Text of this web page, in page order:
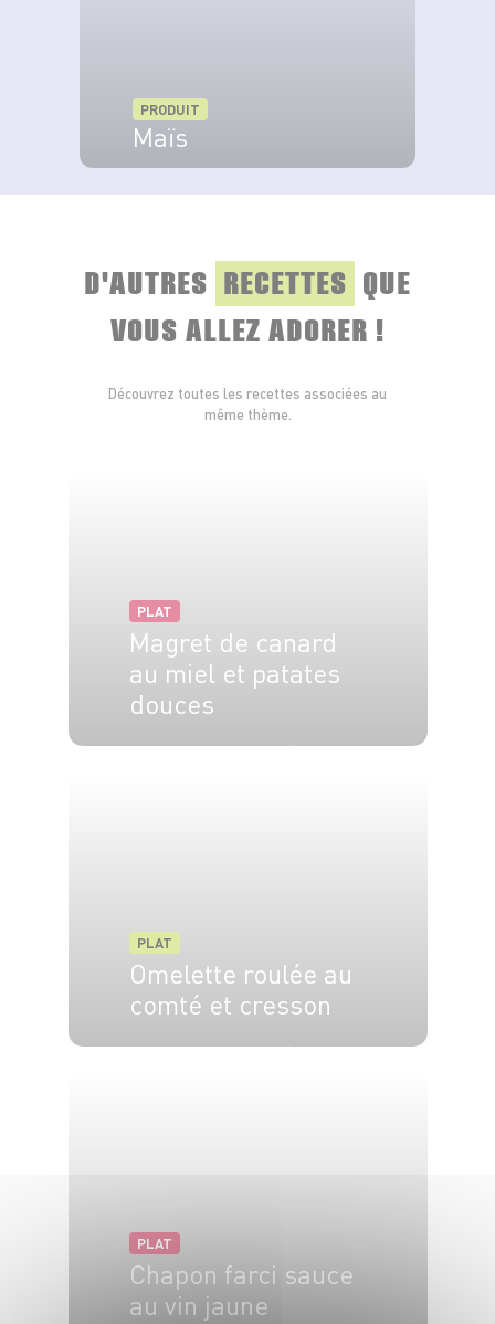
PRODUIT
Maïs
D'AUTRES RECETTES QUE
VOUS ALLEZ ADORER !
Découvrez toutes les recettes associées au
même thème.
PLAT
Magret de canard
au miel et patates
douces
PLAT
Omelette roulée au
comté et cresson
PLAT
Chapon farci sauce
au vin jaune